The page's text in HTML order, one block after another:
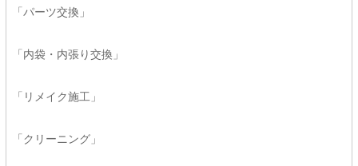
「パーツ交換」
「内袋・内張り交換」
「リメイク施工」
「クリーニング」